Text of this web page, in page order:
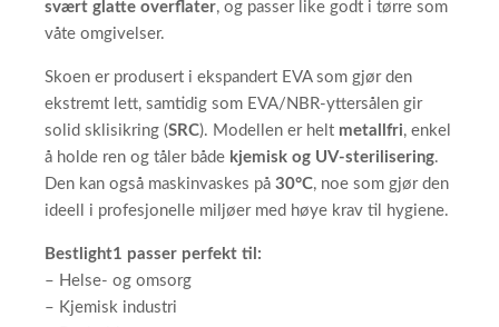
svært glatte overflater, og passer like godt i tørre som
våte omgivelser.
Skoen er produsert i ekspandert EVA som gjør den
ekstremt lett, samtidig som EVA/NBR-yttersålen gir
solid sklisikring (SRC). Modellen er helt metallfri, enkel
å holde ren og tåler både kjemisk og UV-sterilisering.
Den kan også maskinvaskes på 30°C, noe som gjør den
ideell i profesjonelle miljøer med høye krav til hygiene.
Bestlight1 passer perfekt til:
– Helse- og omsorg
– Kjemisk industri